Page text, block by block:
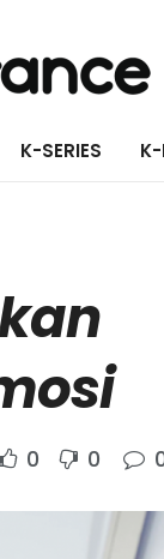
K-SERIES K-
0 0